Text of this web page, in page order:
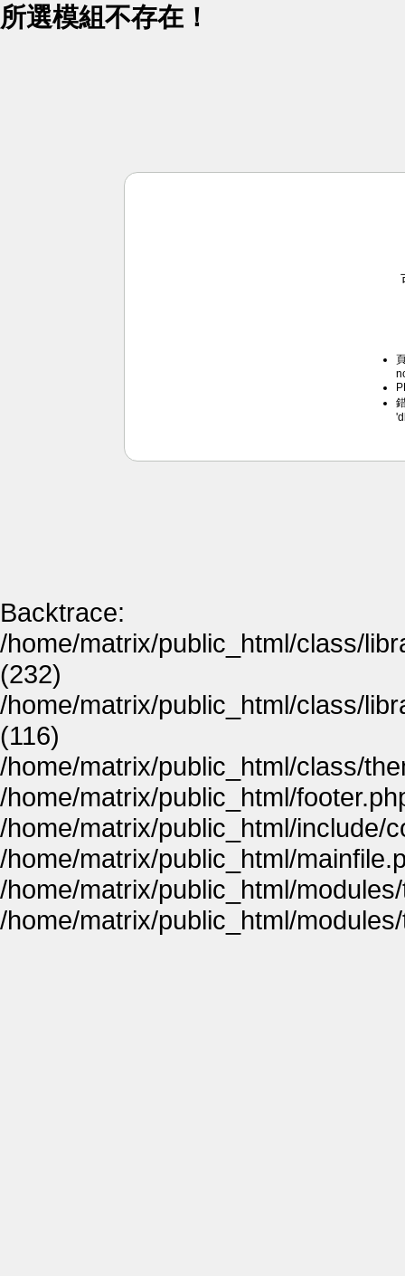
所選模組不存在！
Backtrace:
/home/matrix/public_html/class/
(232)
/home/matrix/public_html/class/
(116)
/home/matrix/public_html/class/
/home/matrix/public_html/
/home/matrix/public_html/include/
/home/matrix/public_html/
/home/matrix/public_html/
/home/matrix/public_html/